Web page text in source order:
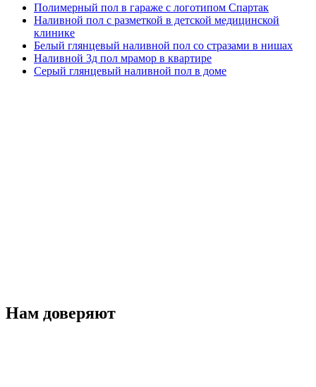
Полимерный пол в гараже с логотипом Спартак
Наливной пол с разметкой в детской медицинской
клинике
Белый глянцевый наливной пол со стразами в нишах
Наливной 3д пол мрамор в квартире
Серый глянцевый наливной пол в доме
Нам доверяют